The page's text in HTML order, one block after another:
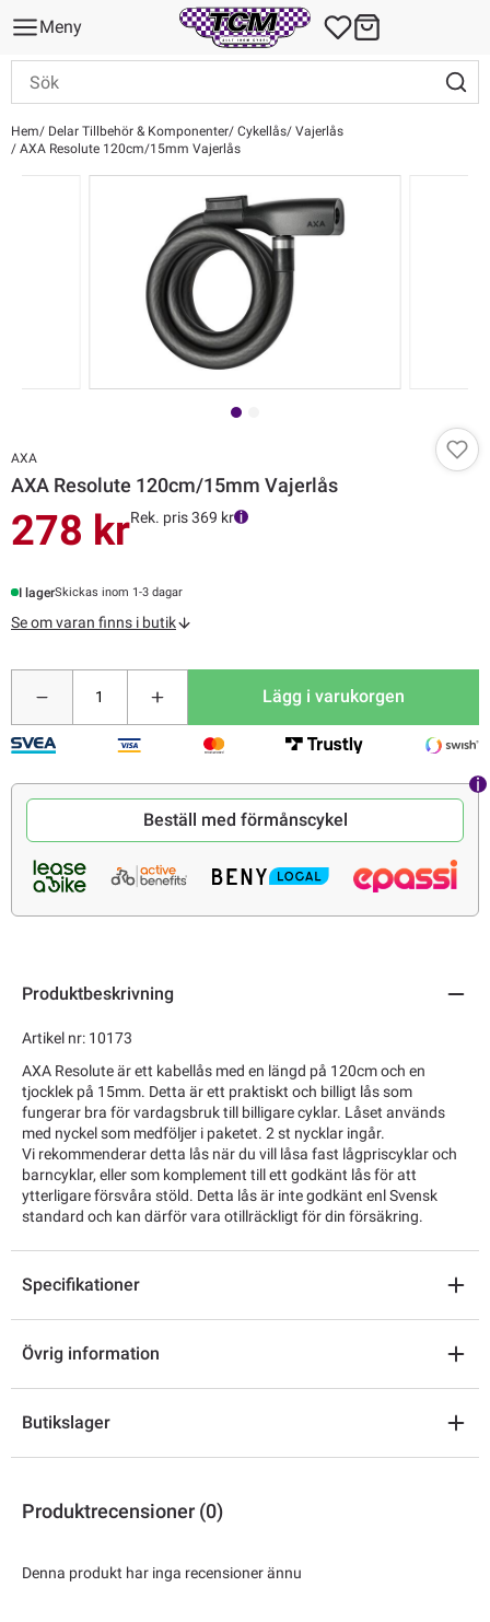
Meny
Hem Delar Tillbehör & Komponenter Cykellås Vajerlås
AXA Resolute 120cm/15mm Vajerlås
AXA
AXA Resolute 120cm/15mm Vajerlås
278 krRek. pris 369 kr
I lagerSkickas inom 1-3 dagar
Se om varan finns i butik
Lägg i varukorgen
Beställ med förmånscykel
Produktbeskrivning
Artikel nr: 10173
AXA Resolute är ett kabellås med en längd på 120cm och en
tjocklek på 15mm. Detta är ett praktiskt och billigt lås som
fungerar bra för vardagsbruk till billigare cyklar. Låset används
med nyckel som medföljer i paketet. 2 st nycklar ingår.
Vi rekommenderar detta lås när du vill låsa fast lågpriscyklar och
barncyklar, eller som komplement till ett godkänt lås för att
ytterligare försvåra stöld. Detta lås är inte godkänt enl Svensk
standard och kan därför vara otillräckligt för din försäkring.
Specifikationer
Övrig information
Butikslager
Produktrecensioner (0)
Denna produkt har inga recensioner ännu